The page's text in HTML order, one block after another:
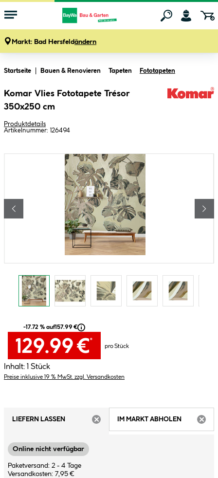
Markt: Bad Hersfeldändern
Startseite Bauen & Renovieren Tapeten Fototapeten
Komar Vlies Fototapete Trésor
350x250 cm
Produktdetails
Artikelnummer: 126494
Bildergalerie überspringen
-17.72 % auf157.99 €
129.99 €*
pro Stück
Inhalt: 1 Stück
Preise inklusive 19 % MwSt. zzgl. Versandkosten
LIEFERN LASSEN
IM MARKT ABHOLEN
Online nicht verfügbar
Paketversand: 2 - 4 Tage
Versandkosten: 7,95 €